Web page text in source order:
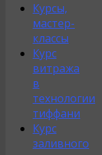
Курсы,
мастер-
классы
Курс
витража
в
технологии
тиффани
Курс
заливного